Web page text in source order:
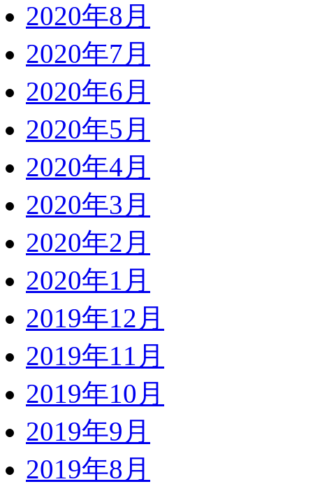
2020年8月
2020年7月
2020年6月
2020年5月
2020年4月
2020年3月
2020年2月
2020年1月
2019年12月
2019年11月
2019年10月
2019年9月
2019年8月